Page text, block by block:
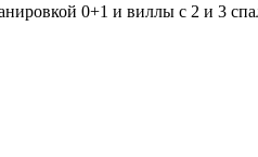
0+1 и виллы с 2 и 3